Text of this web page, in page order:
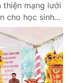
thiện mạng lưới
cho học sinh...